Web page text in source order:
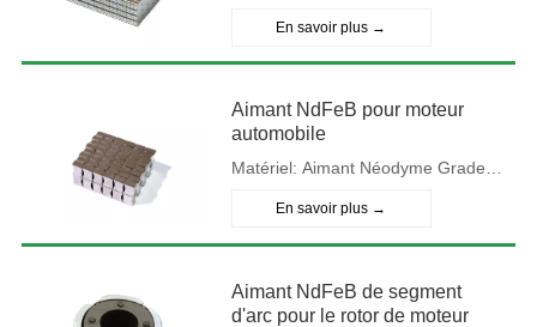
personnalisé Direction
Grade : N30-N54 Type : Fritté
Placage : Nickel enduit ou Znic
Taille: Personnalisé Forme :
personnalisé Direction
d'aimantation : axiale ou diamétrale
En savoir plus →
Aimant NdFeB pour moteur
automobile
Matériel: Aimant Néodyme Grade :
N35 à N54 Taille: Personnalisé
Épaisseur : Personnalisé
enduit ou époxy noir (personnalisé)
En savoir plus →
Aimant NdFeB de segment
d'arc pour le rotor de moteur